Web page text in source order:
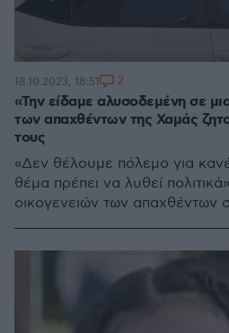
«Την είδαμε αλυσοδεμένη σε
των απαχθέντων της Χαμάς
τους
«Δεν θέλουμε πόλεμο για
θέμα πρέπει να λυθεί
οικογενειών των
18.10.2023, 18:51 2